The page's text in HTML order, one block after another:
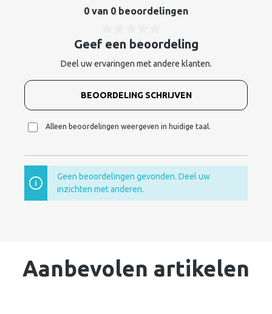
0 van 0 beoordelingen
Geef een beoordeling
Deel uw ervaringen met andere klanten.
BEOORDELING SCHRIJVEN
Alleen beoordelingen weergeven in huidige taal.
Geen beoordelingen gevonden. Deel uw
inzichten met anderen.
Aanbevolen artikelen